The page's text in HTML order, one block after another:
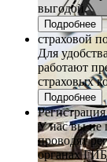
выгодой.
Подробнее
страховой
Для
работают
страховых
Подробнее
У нас вы не
проводят
органах